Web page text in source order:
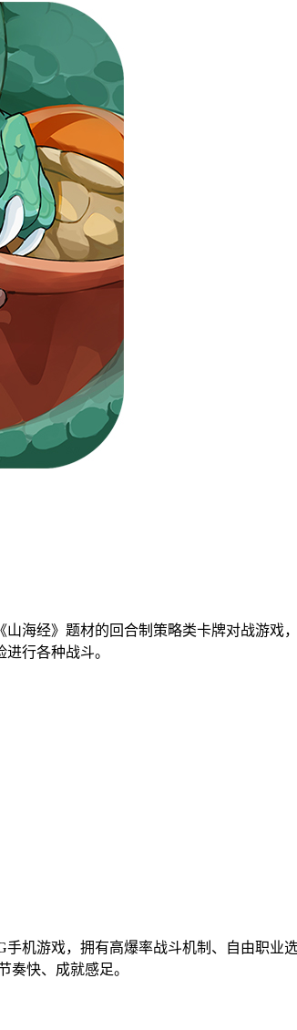
海经》题材的回合制策略类卡牌对战游
行各种战斗。
机游戏，拥有高爆率战斗机制、自由职
奏快、成就感足。